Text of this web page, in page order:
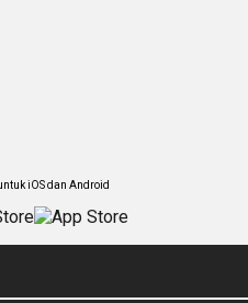
iOS dan Android